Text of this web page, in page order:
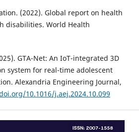
(2022). Global report on health
disabilities. World Health
GTA-Net: An IoT-integrated 3D
system for real-time adolescent
Alexandria Engineering Journal,
10.1016/j.aej.2024.10.099